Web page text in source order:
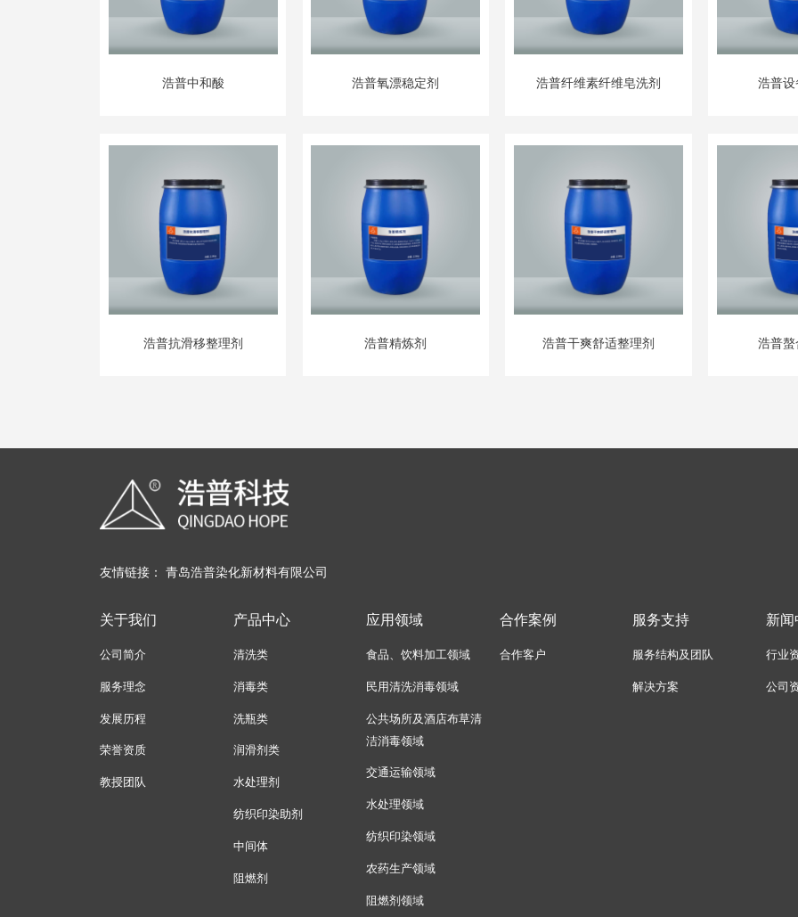
浩普中和酸 浩普氧漂稳定剂 浩普纤维素纤维皂洗剂 浩普
浩普抗滑移整理剂 浩普精炼剂 浩普干爽舒适整理剂 浩普
友情链接： 青岛浩普染化新材料有限公司
关于我们
公司简介
服务理念
发展历程
荣誉资质
教授团队
产品中心
清洗类
消毒类
洗瓶类
润滑剂类
水处理剂
纺织印染助剂
中间体
阻燃剂
应用领域
食品、饮料加工领域
民用清洗消毒领域
公共场所及酒店布草清
洁消毒领域
交通运输领域
水处理领域
纺织印染领域
农药生产领域
阻燃剂领域
合作案例
合作客户
服务支持
服务结构及团队
解决方案
新闻
行业
公司